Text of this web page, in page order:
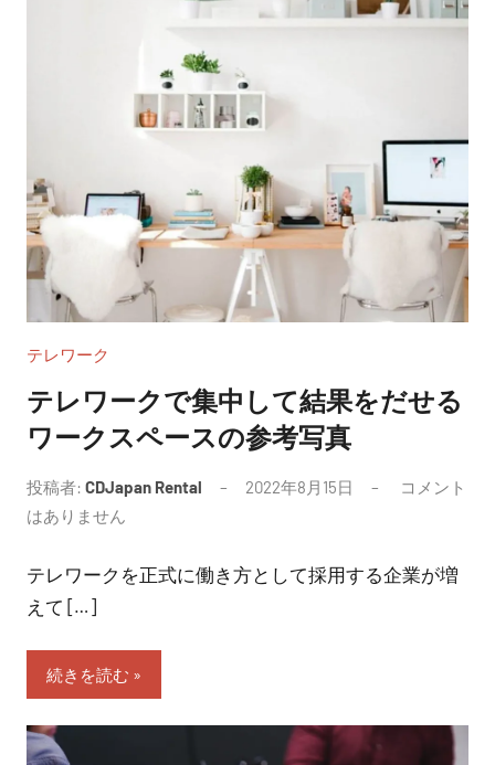
テレワーク
テレワークで集中して結果をだせる
ワークスペースの参考写真
投稿者: CDJapan Rental 2022年8月15日
コメント
はありません
テレワークを正式に働き方として採用する企業が増
えて […]
続きを読む